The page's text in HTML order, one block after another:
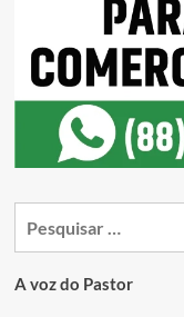
A voz do Pastor